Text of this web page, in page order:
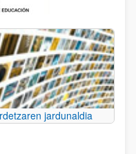
jardunaldia